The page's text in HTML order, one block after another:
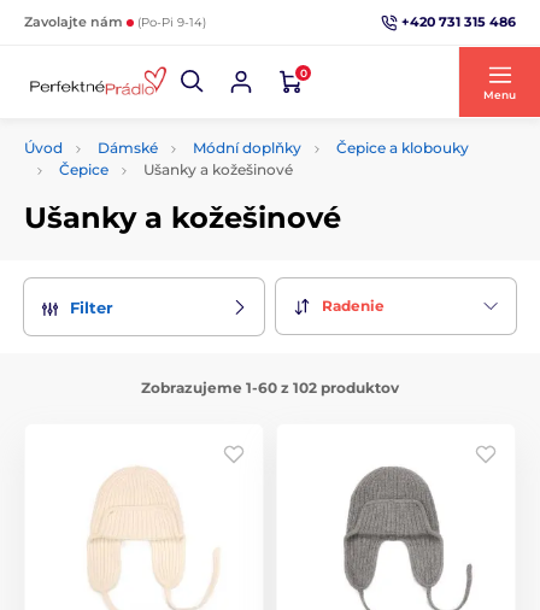
Zavolajte nám (Po-Pi 9-14) +420 731 315 486
0
Menu
Úvod Dámské Módní doplňky
Čepice a klobouky
Čepice
Ušanky a kožešinové
Ušanky a kožešinové
Filter Radenie
Zobrazujeme 1-60 z 102 produktov